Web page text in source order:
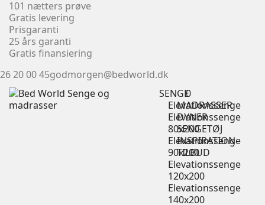
101 nætters prøve
Gratis levering
Prisgaranti
25 års garanti
Gratis finansiering
26 20 00 45godmorgen@bedworld.dk
SENGE
Elevationssenge
Elevationssenge
80x200
Elevationssenge
90x200
Elevationssenge
120x200
Elevationssenge
140x200
MADRASSER
DYNER
SENGETØJ
INSPIRATION
TILBUD
0